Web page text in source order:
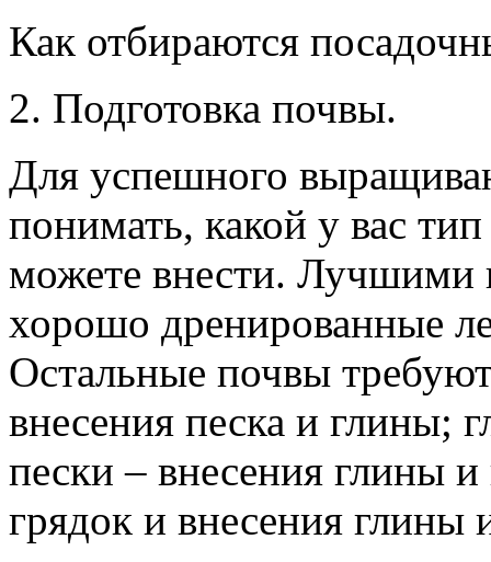
Как отбираются
2. Подготовка почвы.
Для успешного
понимать, какой у вас
можете внести. Лучшими
хорошо дренированные
Остальные почвы
внесения песка и глины;
пески – внесения глины
грядок и внесения глины